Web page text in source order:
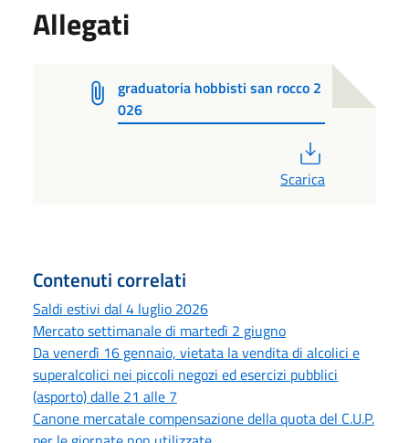
Allegati
graduatoria hobbisti san rocco 2
026
Scarica
Contenuti correlati
Saldi estivi dal 4 luglio 2026
Mercato settimanale di martedì 2 giugno
Da venerdì 16 gennaio, vietata la vendita di alcolici e
superalcolici nei piccoli negozi ed esercizi pubblici
(asporto) dalle 21 alle 7
Canone mercatale compensazione della quota del C.U.P.